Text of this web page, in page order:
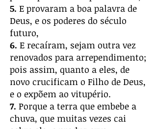
5. E provaram a boa palavra de
Deus, e os poderes do século
futuro,
6. E recaíram, sejam outra vez
renovados para arrependimento;
pois assim, quanto a eles, de
novo crucificam o Filho de Deus,
e o expõem ao vitupério.
7. Porque a terra que embebe a
chuva, que muitas vezes cai